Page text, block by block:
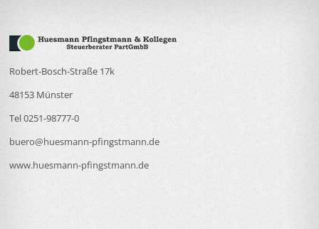
Robert-Bosch-Straße 17k
48153 Münster
Tel 0251-98777-0
buero@huesmann-pfingstmann.de
www.huesmann-pfingstmann.de